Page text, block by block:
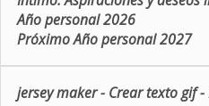
Año personal 2026
Próximo Año personal 2027
jersey maker- Crear texto gif-